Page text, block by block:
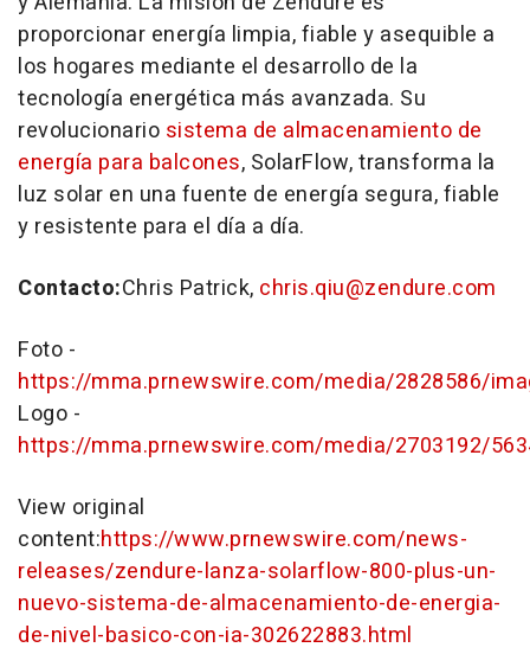
proporcionar energía limpia, fiable y asequible a
los hogares mediante el desarrollo de la
tecnología energética más avanzada. Su
revolucionario sistema de almacenamiento de
energía para balcones, SolarFlow, transforma la
luz solar en una fuente de energía segura, fiable
y resistente para el día a día.
Contacto:Chris Patrick, chris.qiu@zendure.com
Foto -
https://mma.prnewswire.com/media/2828586/
Logo -
https://mma.prnewswire.com/media/2703192/
View original
content:https://www.prnewswire.com/news-
releases/zendure-lanza-solarflow-800-plus-un-
nuevo-sistema-de-almacenamiento-de-energia-
de-nivel-basico-con-ia-302622883.html